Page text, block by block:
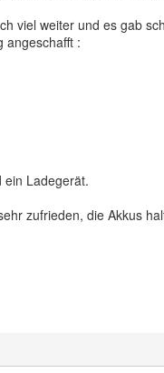
viel weiter und es gab
angeschafft :
ein Ladegerät.
zufrieden, die Akkus